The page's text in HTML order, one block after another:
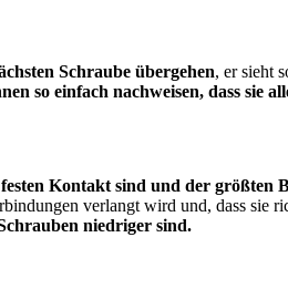
Schraube übergehen, er sieht
so einfach nachweisen, dass sie
Kontakt sind und der größten
verlangt wird und, dass sie
niedriger sind.